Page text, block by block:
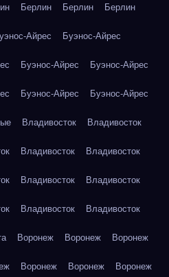
Берлин Берлин Берлин
Айрес Буэнос-Айрес
Буэнос-Айрес Буэнос-Айрес
Буэнос-Айрес Буэнос-Айрес
Владивосток Владивосток
Владивосток Владивосток
Владивосток Владивосток
Владивосток Владивосток
Воронеж Воронеж Воронеж
Воронеж Воронеж Воронеж